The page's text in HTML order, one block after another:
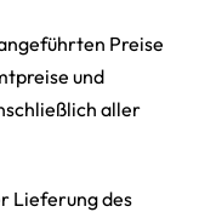
Preise
und
aller
Lieferung des